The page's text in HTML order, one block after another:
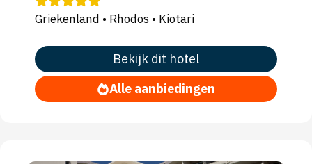
Griekenland • Rhodos • Kiotari
Bekijk dit hotel
Alle aanbiedingen